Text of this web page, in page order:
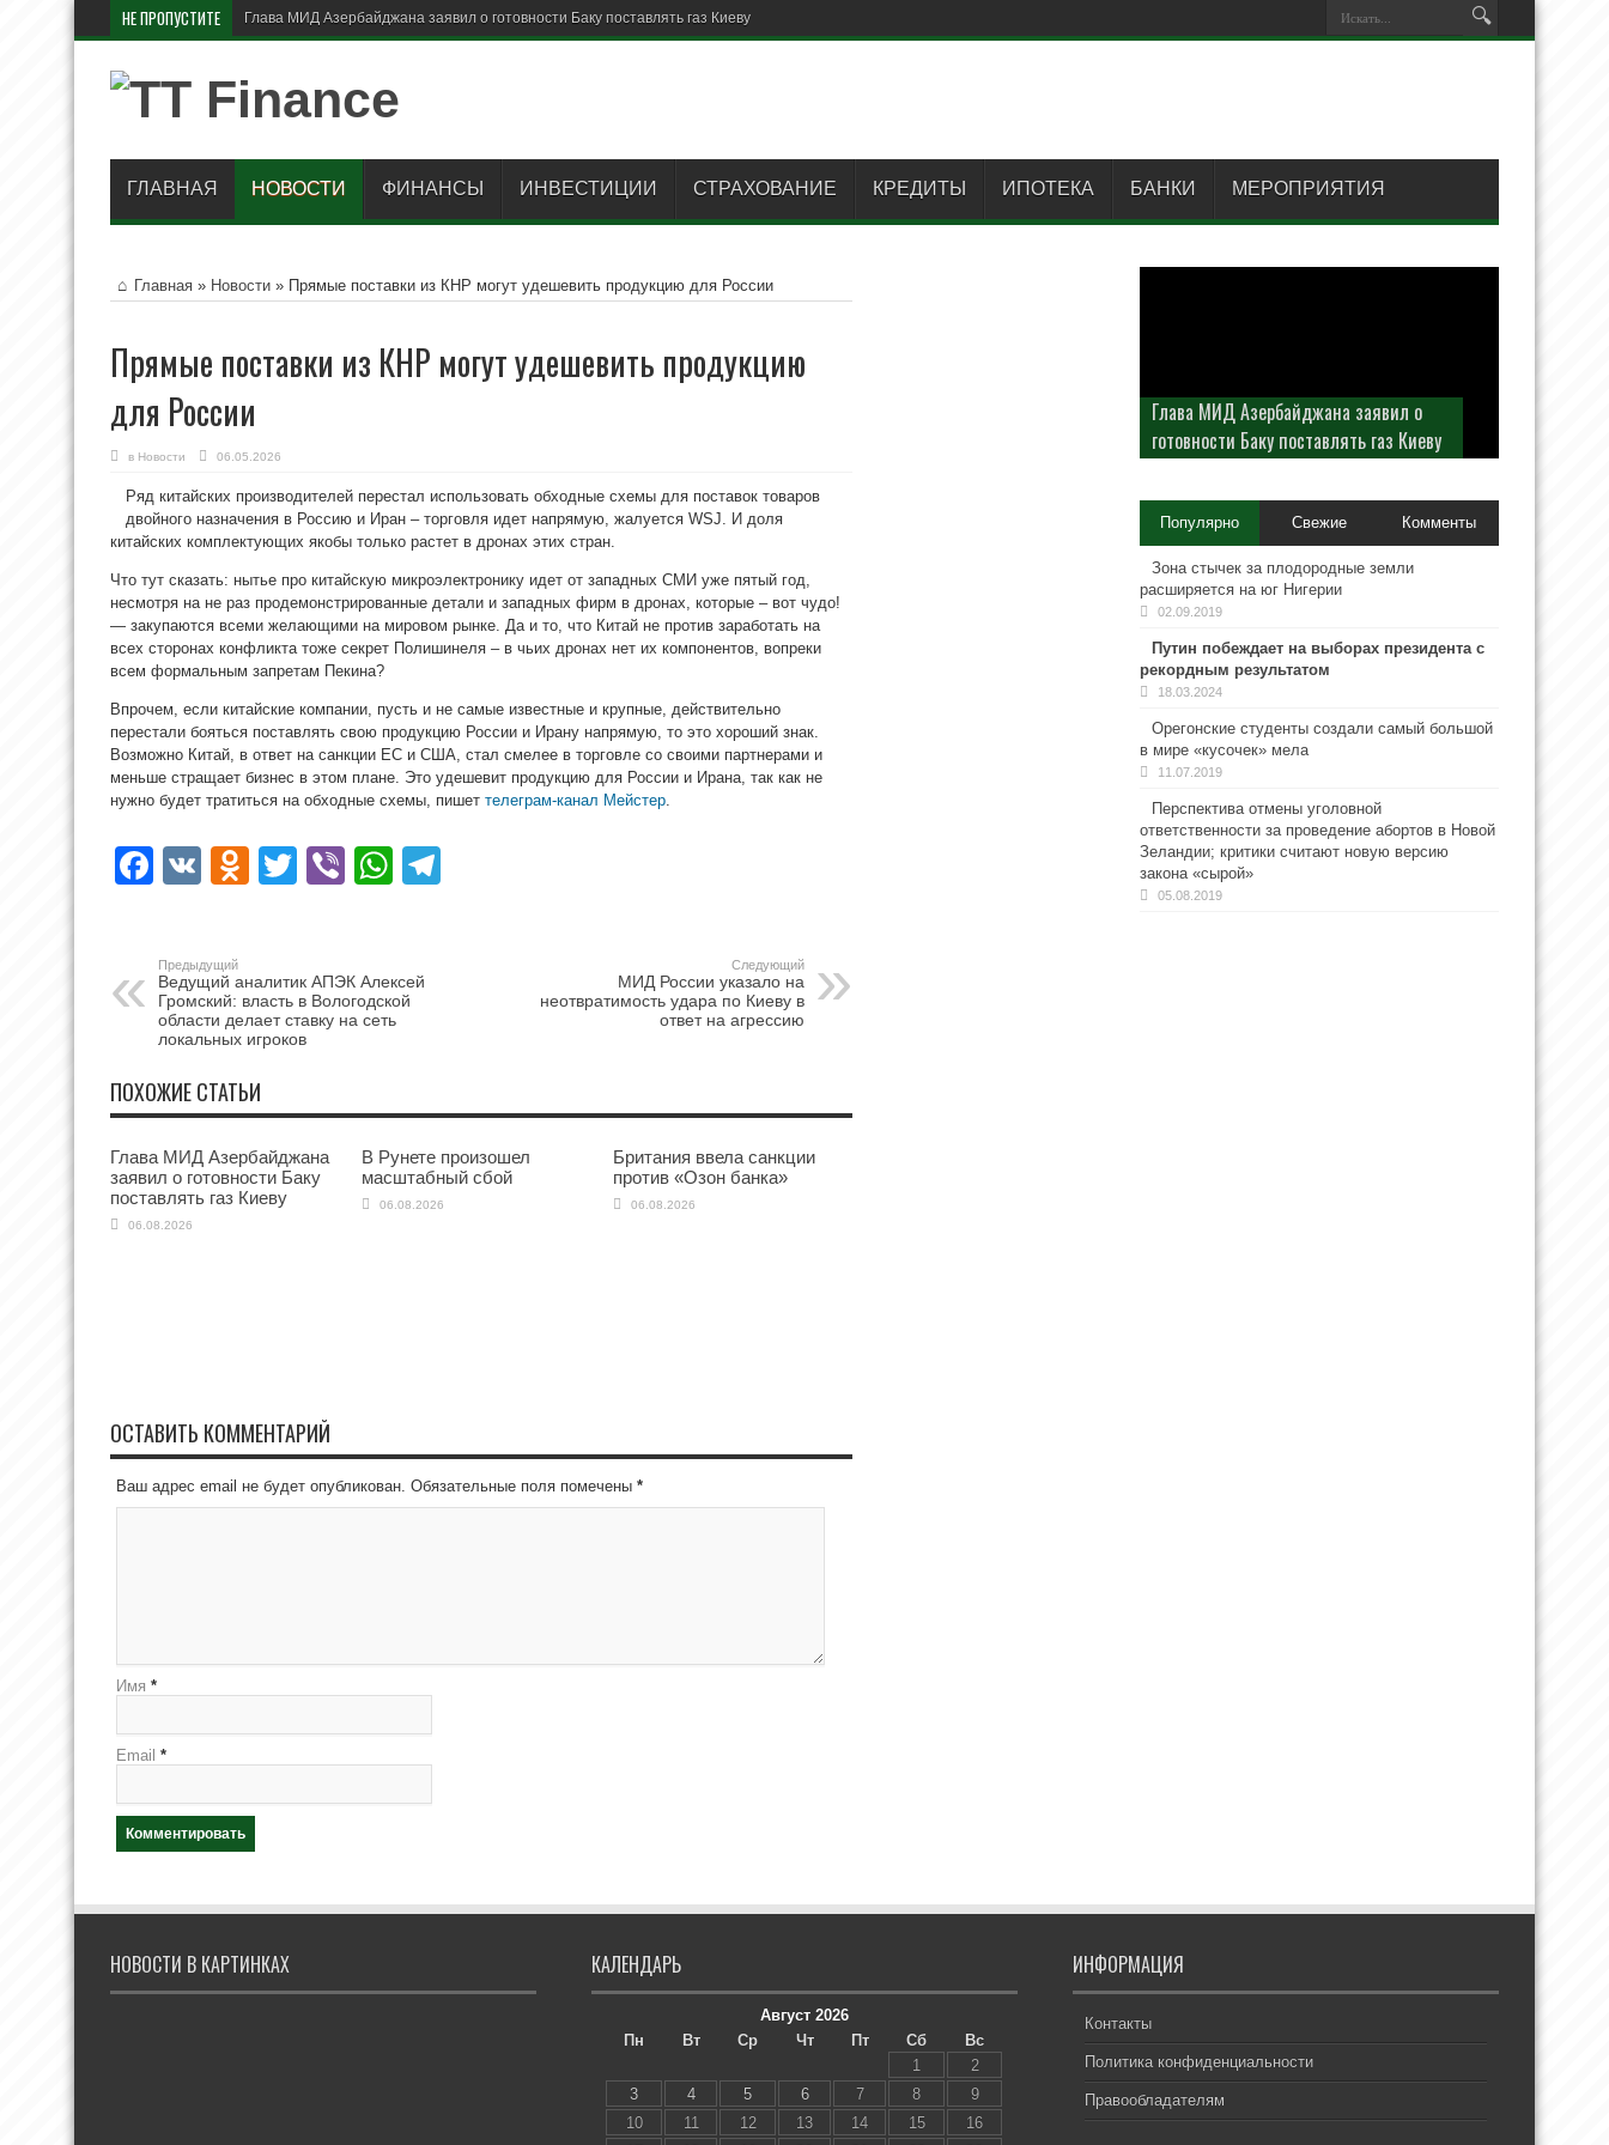
НЕ ПРОПУСТИТЕ Британия в
ГЛАВНАЯ НОВОСТИ ФИНАНСЫ ИНВЕСТИЦИИ СТРАХОВАНИЕ КРЕДИТЫ ИПОТЕКА БАНКИ МЕРОПРИЯТИЯ
Главная » Новости » Прямые поставки из КНР могут удешевить продукцию для России
Прямые поставки из КНР могут удешевить продукцию
для России
в Новости 06.05.2026
Ряд китайских производителей перестал использовать обходные схемы для поставок товаров
двойного назначения в Россию и Иран – торговля идет напрямую, жалуется WSJ. И доля
китайских комплектующих якобы только растет в дронах этих стран.
Что тут сказать: нытье про китайскую микроэлектронику идет от западных СМИ уже пятый год,
несмотря на не раз продемонстрированные детали и западных фирм в дронах, которые – вот чудо!
— закупаются всеми желающими на мировом рынке. Да и то, что Китай не против заработать на
всех сторонах конфликта тоже секрет Полишинеля – в чьих дронах нет их компонентов, вопреки
всем формальным запретам Пекина?
Впрочем, если китайские компании, пусть и не самые известные и крупные, действительно
перестали бояться поставлять свою продукцию России и Ирану напрямую, то это хороший знак.
Возможно Китай, в ответ на санкции ЕС и США, стал смелее в торговле со своими партнерами и
меньше стращает бизнес в этом плане. Это удешевит продукцию для России и Ирана, так как не
нужно будет тратиться на обходные схемы, пишет телеграм-канал Мейстер.
Facebook
VK Odnoklassniki
Twitter
ViberWhatsApp
Предыдущий
Ведущий аналитик АПЭК Алексей
Громский: власть в Вологодской
области делает ставку на сеть
локальных игроков
Следующий
МИД России указало на
неотвратимость удара по Киеву в
ответ на агрессию
ПОХОЖИЕ СТАТЬИ
Глава МИД Азербайджана
заявил о готовности Баку
поставлять газ Киеву
06.08.2026
В Рунете произошел
масштабный сбой
06.08.2026
Британия ввела санкции
против «Озон банка»
06.08.2026
ОСТАВИТЬ КОММЕНТАРИЙ
Ваш адрес email не будет опубликован. Обязательные поля помечены *
Имя *
Email *
Глава МИД Азербайджана заявил о
готовности Баку поставлять газ Киеву
Популярно Свежие Комменты
Зона стычек за плодородные земли
расширяется на юг Нигерии
02.09.2019
Путин побеждает на выборах президента с
рекордным результатом
18.03.2024
Орегонские студенты создали самый большой
в мире «кусочек» мела
11.07.2019
Перспектива отмены уголовной
ответственности за проведение абортов в Новой
Зеландии; критики считают новую версию
закона «сырой»
05.08.2019
НОВОСТИ В КАРТИНКАХ КАЛЕНДАРЬ
Август 2026
Пн
Вт Ср Чт Пт Сб
Вс
1
2
3
4 5 6 7 8
9
10
11 12 13 14 15
16
ИНФОРМАЦИЯ
Контакты
Политика конфиденциальности
Правообладателям